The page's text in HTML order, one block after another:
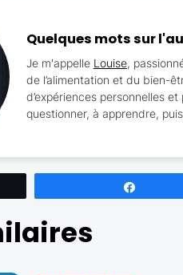
Quelques mots sur
Je m'appelle Louise,
de l’alimentation et du bien-
d’expériences personnelles
questionner, à apprendre,